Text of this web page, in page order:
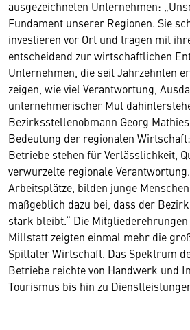
ausgezeichneten Unternehmen:
Fundament unserer Regionen. Sie
investieren vor Ort und tragen mit
entscheidend zur wirtschaftlichen
Unternehmen, die seit Jahrzehnten
zeigen, wie viel Verantwortung,
unternehmerischer Mut
Bezirksstellenobmann Georg
Bedeutung der regionalen
Betriebe stehen für Verlässlichkeit,
verwurzelte regionale
Arbeitsplätze, bilden junge
maßgeblich dazu bei, dass der
stark bleibt.“ Die
Millstatt zeigten einmal mehr die
Spittaler Wirtschaft. Das Spektrum
Betriebe reichte von Handwerk und
Tourismus bis hin zu